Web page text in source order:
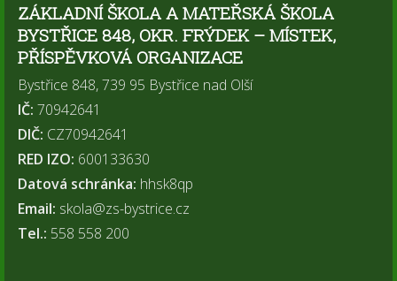
ZÁKLADNÍ ŠKOLA A MATEŘSKÁ ŠKOLA
BYSTŘICE 848, OKR. FRÝDEK – MÍSTEK,
PŘÍSPĚVKOVÁ ORGANIZACE
Bystřice 848, 739 95 Bystřice nad Olší
IČ: 70942641
DIČ: CZ70942641
RED IZO: 600133630
Datová schránka: hhsk8qp
Email: skola@zs-bystrice.cz
Tel.: 558 558 200